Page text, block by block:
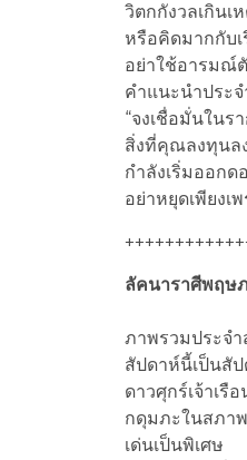
วิตกกังวลเกินเ
หรือคิดมากกับเ
อย่าใช้อารมณ์
คำแนะนำประ
“จงเชื่อมั่นในร
สิ่งที่คุณลงทุนล
กำลังเริ่มออกด
อย่าหยุดเพียงเ
ลัคนาราศีพฤษ
ภาพรวมประจ
สัปดาห์นี้เป็นสัป
ดาวศุกร์เจ้าเ
กดุมภะในสภาพ
เด่นเป็นพิเศษ